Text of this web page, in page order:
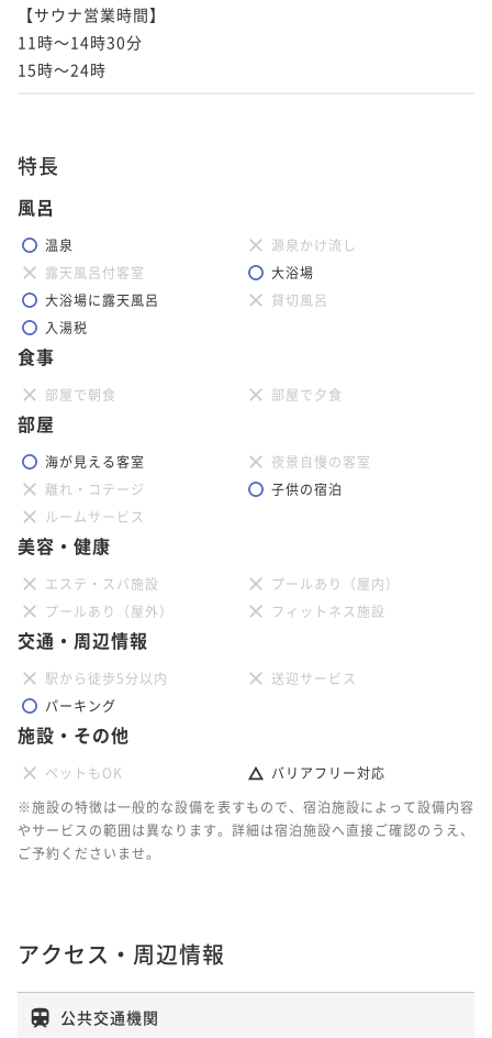
【サウナ営業時間】
11時～14時30分
15時～24時
特長
風呂
温泉
源泉かけ流し
露天風呂付客室
大浴場
大浴場に露天風呂
貸切風呂
入湯税
食事
部屋で朝食 部屋で夕食
部屋
海が見える客室
夜景自慢の客室
離れ・コテージ
子供の宿泊
ルームサービス
美容・健康
エステ・スパ施設
プールあり（屋内）
プールあり（屋外）
フィットネス施設
交通・周辺情報
駅から徒歩5分以内
送迎サービス
パーキング
施設・その他
ペットもOK
バリアフリー対応
※施設の特徴は一般的な設備を表すもので、宿泊施設によって設備内容
やサービスの範囲は異なります。詳細は宿泊施設へ直接ご確認のうえ、
ご予約くださいませ。
アクセス・周辺情報
公共交通機関